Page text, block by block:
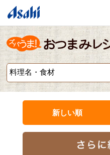
新しい順